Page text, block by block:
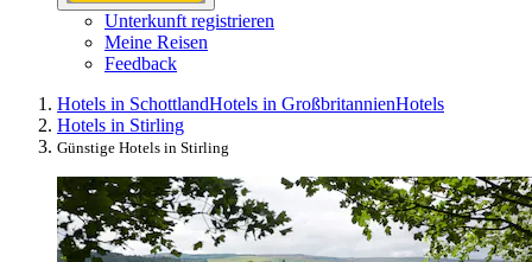
Unterkunft registrieren
Meine Reisen
Feedback
Hotels in SchottlandHotels in GroßbritannienHotels
Hotels in Stirling
Günstige Hotels in Stirling